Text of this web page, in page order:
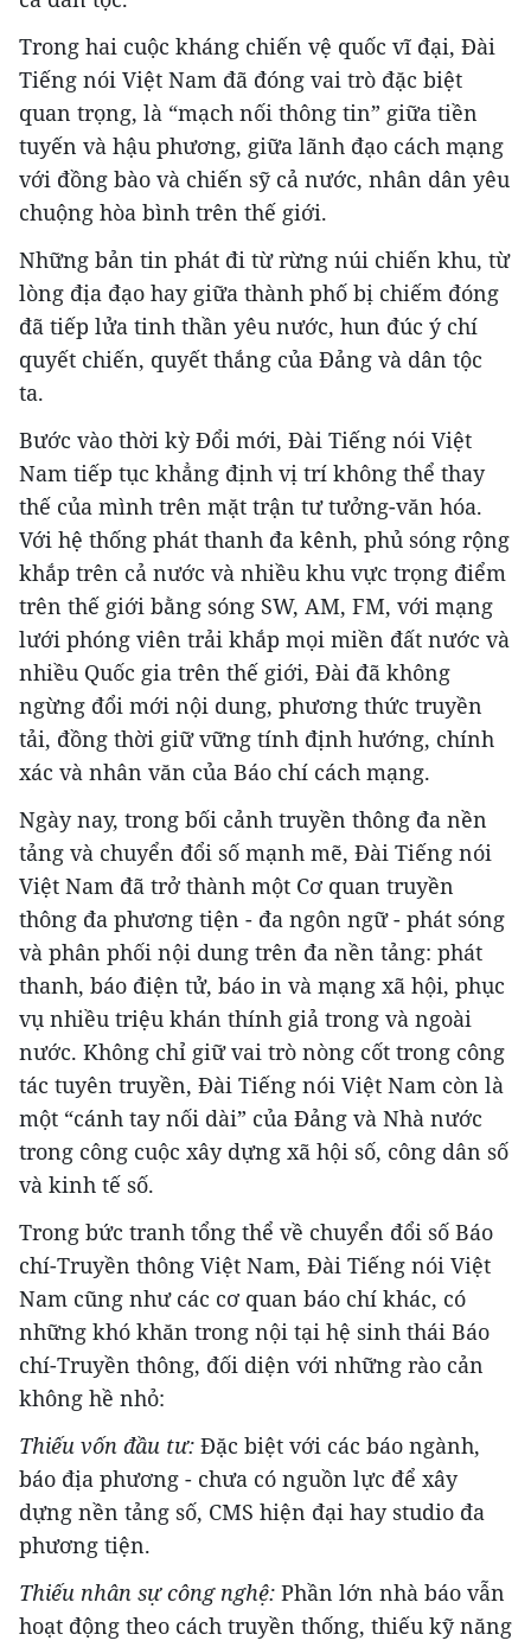
Trong hai cuộc kháng chiến vệ quốc vĩ đại, Đài
Tiếng nói Việt Nam đã đóng vai trò đặc biệt
quan trọng, là “mạch nối thông tin” giữa tiền
tuyến và hậu phương, giữa lãnh đạo cách mạng
với đồng bào và chiến sỹ cả nước, nhân dân yêu
chuộng hòa bình trên thế giới.
Những bản tin phát đi từ rừng núi chiến khu, từ
lòng địa đạo hay giữa thành phố bị chiếm đóng
đã tiếp lửa tinh thần yêu nước, hun đúc ý chí
quyết chiến, quyết thắng của Đảng và dân tộc
ta.
Bước vào thời kỳ Đổi mới, Đài Tiếng nói Việt
Nam tiếp tục khẳng định vị trí không thể thay
thế của mình trên mặt trận tư tưởng-văn hóa.
Với hệ thống phát thanh đa kênh, phủ sóng rộng
khắp trên cả nước và nhiều khu vực trọng điểm
trên thế giới bằng sóng SW, AM, FM, với mạng
lưới phóng viên trải khắp mọi miền đất nước và
nhiều Quốc gia trên thế giới, Đài đã không
ngừng đổi mới nội dung, phương thức truyền
tải, đồng thời giữ vững tính định hướng, chính
xác và nhân văn của Báo chí cách mạng.
Ngày nay, trong bối cảnh truyền thông đa nền
tảng và chuyển đổi số mạnh mẽ, Đài Tiếng nói
Việt Nam đã trở thành một Cơ quan truyền
thông đa phương tiện - đa ngôn ngữ - phát sóng
và phân phối nội dung trên đa nền tảng: phát
thanh, báo điện tử, báo in và mạng xã hội, phục
vụ nhiều triệu khán thính giả trong và ngoài
nước. Không chỉ giữ vai trò nòng cốt trong công
tác tuyên truyền, Đài Tiếng nói Việt Nam còn là
một “cánh tay nối dài” của Đảng và Nhà nước
trong công cuộc xây dựng xã hội số, công dân số
và kinh tế số.
Trong bức tranh tổng thể về chuyển đổi số Báo
chí-Truyền thông Việt Nam, Đài Tiếng nói Việt
Nam cũng như các cơ quan báo chí khác, có
những khó khăn trong nội tại hệ sinh thái Báo
chí-Truyền thông, đối diện với những rào cản
không hề nhỏ:
Thiếu vốn đầu tư: Đặc biệt với các báo ngành,
báo địa phương - chưa có nguồn lực để xây
dựng nền tảng số, CMS hiện đại hay studio đa
phương tiện.
Thiếu nhân sự công nghệ: Phần lớn nhà báo vẫn
hoạt động theo cách truyền thống, thiếu kỹ năng